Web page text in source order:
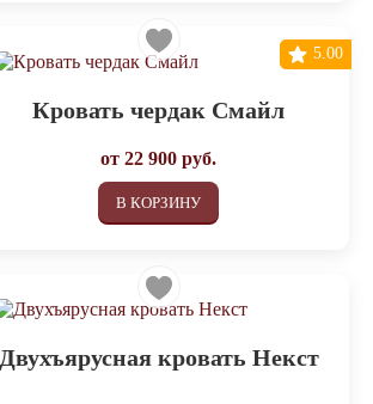
Кровать чердак Смайл
от22 900 руб.
В КОРЗИНУ
5.00
Двухъярусная кровать Некст